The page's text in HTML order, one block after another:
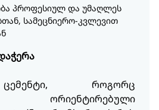
პროფესიულ და უმაღლეს
სამეცნიერო-კვლევით
როგორც
ორიენტირებული